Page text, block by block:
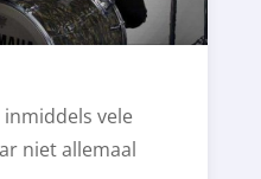
vele
niet allemaal